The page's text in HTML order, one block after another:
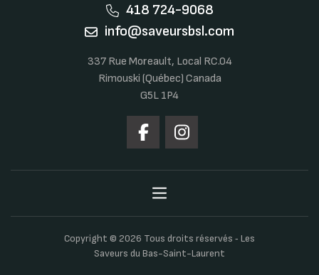
418 724-9068
info@saveursbsl.com
337 Rue Moreault, Local RC.04
Rimouski (Québec) Canada
G5L 1P4
Copyright © 2026 Tous droits réservés ‐ Les
Saveurs du Bas-Saint-Laurent